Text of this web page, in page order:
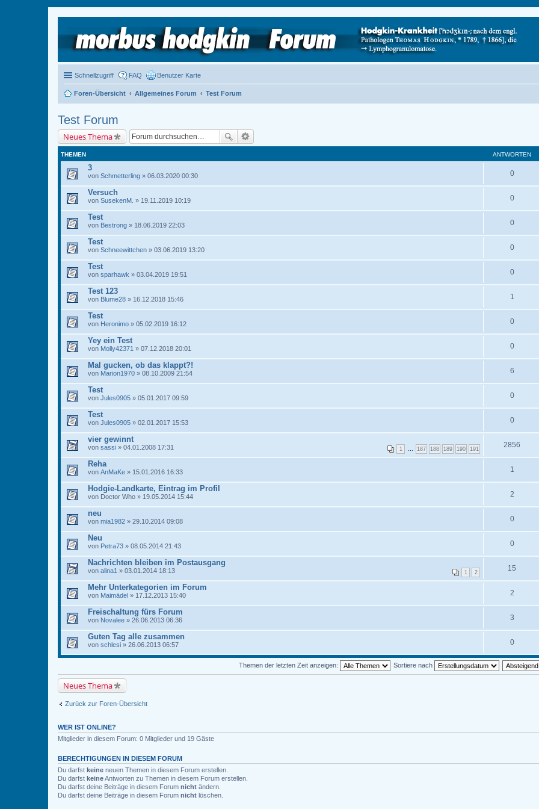
Schnellzugriff FAQ Benutzer Karte
Foren-Übersicht Allgemeines Forum Test Forum
Test Forum
Neues Thema
THEMEN ANTWORTEN
3
von Schmetterling » 06.03.2020 00:30 0
Versuch
von SusekenM. » 19.11.2019 10:19 0
Test
von Bestrong » 18.06.2019 22:03 0
Test
von Schneewittchen » 03.06.2019 13:20 0
Test
von sparhawk » 03.04.2019 19:51 0
Test 123
von Blume28 » 16.12.2018 15:46 1
Test
von Heronimo » 05.02.2019 16:12 0
Yey ein Test
von Molly42371 » 07.12.2018 20:01 0
Mal gucken, ob das klappt?!
von Marion1970 » 08.10.2009 21:54 6
Test
von Jules0905 » 05.01.2017 09:59 0
Test
von Jules0905 » 02.01.2017 15:53 0
vier gewinnt
1 … 187 188 189 190 191
von sassi » 04.01.2008 17:31 2856
Reha
von AnMaKe » 15.01.2016 16:33 1
Hodgie-Landkarte, Eintrag im Profil
von Doctor Who » 19.05.2014 15:44 2
neu
von mia1982 » 29.10.2014 09:08 0
Neu
von Petra73 » 08.05.2014 21:43 0
Nachrichten bleiben im Postausgang
1 2
von alina1 » 03.01.2014 18:13 15
Mehr Unterkategorien im Forum
von Maimädel » 17.12.2013 15:40 2
Freischaltung fürs Forum
von Novalee » 26.06.2013 06:36 3
Guten Tag alle zusammen
von schlesi » 26.06.2013 06:57 0
Themen der letzten Zeit anzeigen: Sortiere nach
Neues Thema
Zurück zur Foren-Übersicht
WER IST ONLINE?
Mitglieder in diesem Forum: 0 Mitglieder und 19 Gäste
BERECHTIGUNGEN IN DIESEM FORUM
Du darfst keine neuen Themen in diesem Forum erstellen.
Du darfst keineAntworten zu Themen in diesem Forum erstellen.
Du darfst deine Beiträge in diesem Forum nicht ändern.
Du darfst deine Beiträge in diesem Forum nicht löschen.